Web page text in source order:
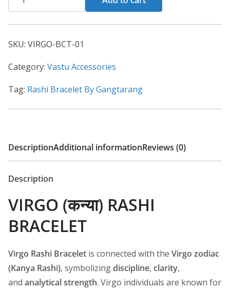
SKU: VIRGO-BCT-01
Category: Vastu Accessories
Tag: Rashi Bracelet By Gangtarang
DescriptionAdditional informationReviews (0)
Description
VIRGO (कन्या) RASHI
BRACELET
Virgo Rashi Bracelet is connected with the Virgo zodiac
(Kanya Rashi), symbolizingdiscipline, clarity,
and analytical strength. Virgo individuals are known for